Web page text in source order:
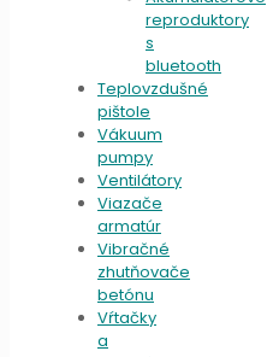
reproduktory
s
bluetooth
Teplovzdušné
pištole
Vákuum
pumpy
Ventilátory
Viazače
armatúr
Vibračné
zhutňovače
betónu
Vŕtačky
a